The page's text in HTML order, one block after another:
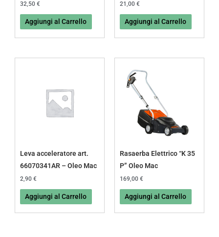
32,50 €
Aggiungi al Carrello
21,00 €
Aggiungi al Carrello
Leva acceleratore art.
66070341AR – Oleo Mac
2,90 €
Aggiungi al Carrello
Rasaerba Elettrico “K 35
P” Oleo Mac
169,00 €
Aggiungi al Carrello